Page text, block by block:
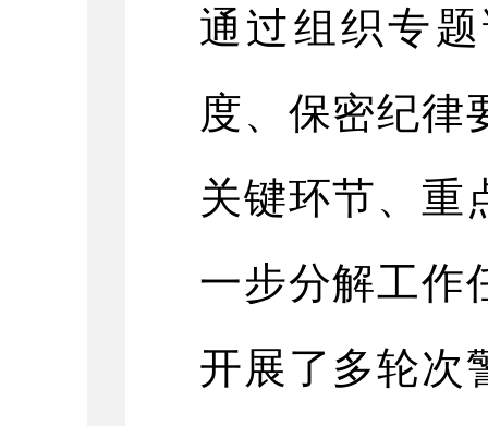
通过组织专
度、保密纪律
关键环节、 重
一步分解工作
开展了多轮次